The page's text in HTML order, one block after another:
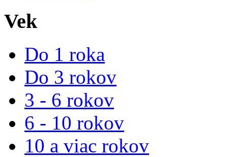
Vek
Do 1 roka
Do 3 rokov
3 - 6 rokov
6 - 10 rokov
10 a viac rokov